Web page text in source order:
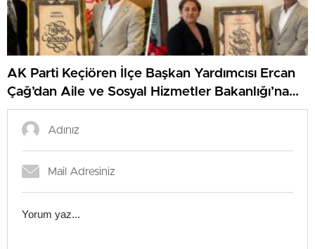
AK Parti Keçiören İlçe Başkan Yardımcısı Ercan
Çağ’dan Aile ve Sosyal Hizmetler Bakanlığı’na
Önemli Ziyaret